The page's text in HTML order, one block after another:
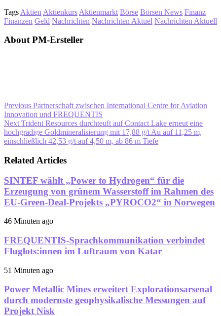
Tags Aktien Aktienkurs Aktienmarkt Börse Börsen News Finanz
Finanzen Geld Nachrichten Nachrichten Aktuel Nachrichten Aktuell
About PM-Ersteller
Previous Partnerschaft zwischen International Centre for Aviation
Innovation und FREQUENTIS
Next Trident Resources durchteuft auf Contact Lake erneut eine
hochgradige Goldmineralisierung mit 17,88 g/t Au auf 11,25 m,
einschließlich 42,53 g/t auf 4,50 m, ab 86 m Tiefe
Related Articles
SINTEF wählt „Power to Hydrogen“ für die
Erzeugung von grünem Wasserstoff im Rahmen des
EU-Green-Deal-Projekts „PYROCO2“ in Norwegen
46 Minuten ago
FREQUENTIS-Sprachkommunikation verbindet
Fluglots:innen im Luftraum von Katar
51 Minuten ago
Power Metallic Mines erweitert Explorationsarsenal
durch modernste geophysikalische Messungen auf
Projekt Nisk